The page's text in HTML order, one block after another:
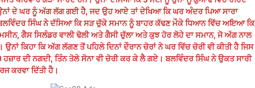
ਦੇ ਘਰ ਨੂੰ ਅੱਗ ਲੱਗ ਗਈ ਹੈ, ਜਦ ਉਹ ਆਏ ਤਾਂ ਦੇਖਿਆ ਕਿ ਘਰ ਅੰਦਰ ਪਿਆ ਸਾਰਾ
ਸਿੰਘ ਨੇ ਦੱਸਿਆ ਕਿ ਸੜ ਚੁੱਕੇ ਸਮਾਨ ਨੂੰ ਬਾਹਰ ਕੱਢਣ ਮੌਕੇ ਧਿਆਨ ਵਿੱਚ ਅਇਆ ਕਿ
ਗੈਸ ਸਿਲੰਡਰ ਵਾਲੀ ਢੋਲੀ ਅਤੇ ਗੈਸੀ ਚੁੱਲਾ ਅਤੇ ਕੁਝ ਹੋਰ ਲੋਹੇ ਦਾ ਸਮਾਨ, ਜੋ ਅੱਗ ਨਾਲ
ਕਿਹਾ ਕਿ ਅੱਗ ਲੱਗਣ ਤੋਂ ਪਹਿਲੇ ਦਿਨਾਂ ਦੌਰਾਨ ਚੋਰਾਂ ਨੇ ਘਰ ਵਿੱਚ ਚੋਰੀ ਵੀ ਕੀਤੀ ਹੈ ਜਿਸ
ਦੀ ਨਗਦੀ, ਤਿੰਨ ਤੋਲੇ ਸੋਨਾ ਵੀ ਚੋਰੀ ਕਰ ਕੇ ਲੈ ਗਏ। ਬਲਵਿੰਦਰ ਸਿੰਘ ਨੇ ਉਕਤ ਸਾਰੀ
ਕਰਵਾ ਦਿੱਤੀ ਹੈ।